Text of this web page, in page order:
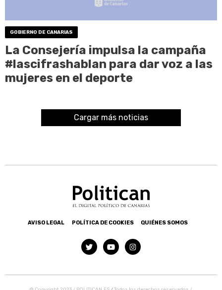
GOBIERNO DE CANARIAS
La Consejería impulsa la campaña
#lascifrashablan para dar voz a las
mujeres en el deporte
Cargar más noticias
AVISO LEGAL POLÍTICA DE COOKIES QUIÉNES SOMOS